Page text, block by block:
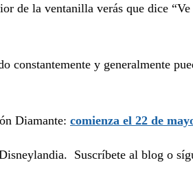
de la ventanilla verás que dice
constantemente y generalmente
Diamante: comienza el 22 de
Suscríbete al blog o